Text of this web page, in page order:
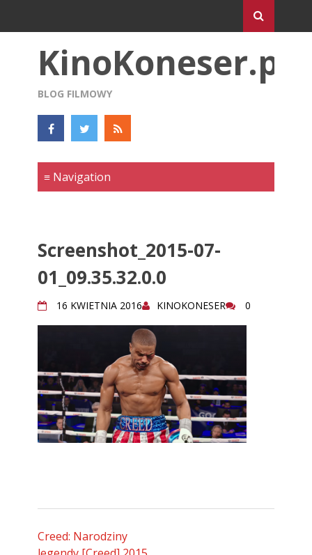
KinoKoneser.pl
BLOG FILMOWY
Screenshot_2015-07-
01_09.35.32.0.0
16 KWIETNIA 2016 KINOKONESER 0
Creed: Narodziny